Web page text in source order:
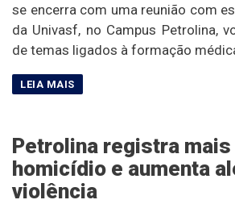
se encerra com uma reunião com
da Univasf, no Campus Petrolina,
de temas ligados à formação
Petrolina registra mais
homicídio e aumenta
violência